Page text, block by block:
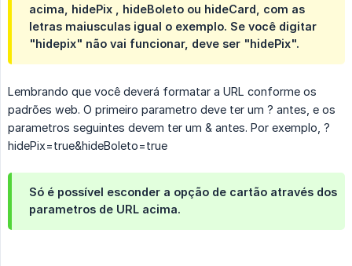
acima, hidePix , hideBoleto ou hideCard, com as
letras maiusculas igual o exemplo. Se você digitar
"hidepix" não vai funcionar, deve ser "hidePix".
Lembrando que você deverá formatar a URL conforme os
padrões web. O primeiro parametro deve ter um ? antes, e os
parametros seguintes devem ter um & antes. Por exemplo, ?
hidePix=true&hideBoleto=true
Só é possível esconder a opção de cartão através dos
parametros de URL acima.